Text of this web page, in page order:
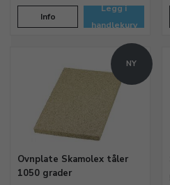
Info
Legg i
handlekurv
NY
Ovnplate Skamolex tåler
1050 grader